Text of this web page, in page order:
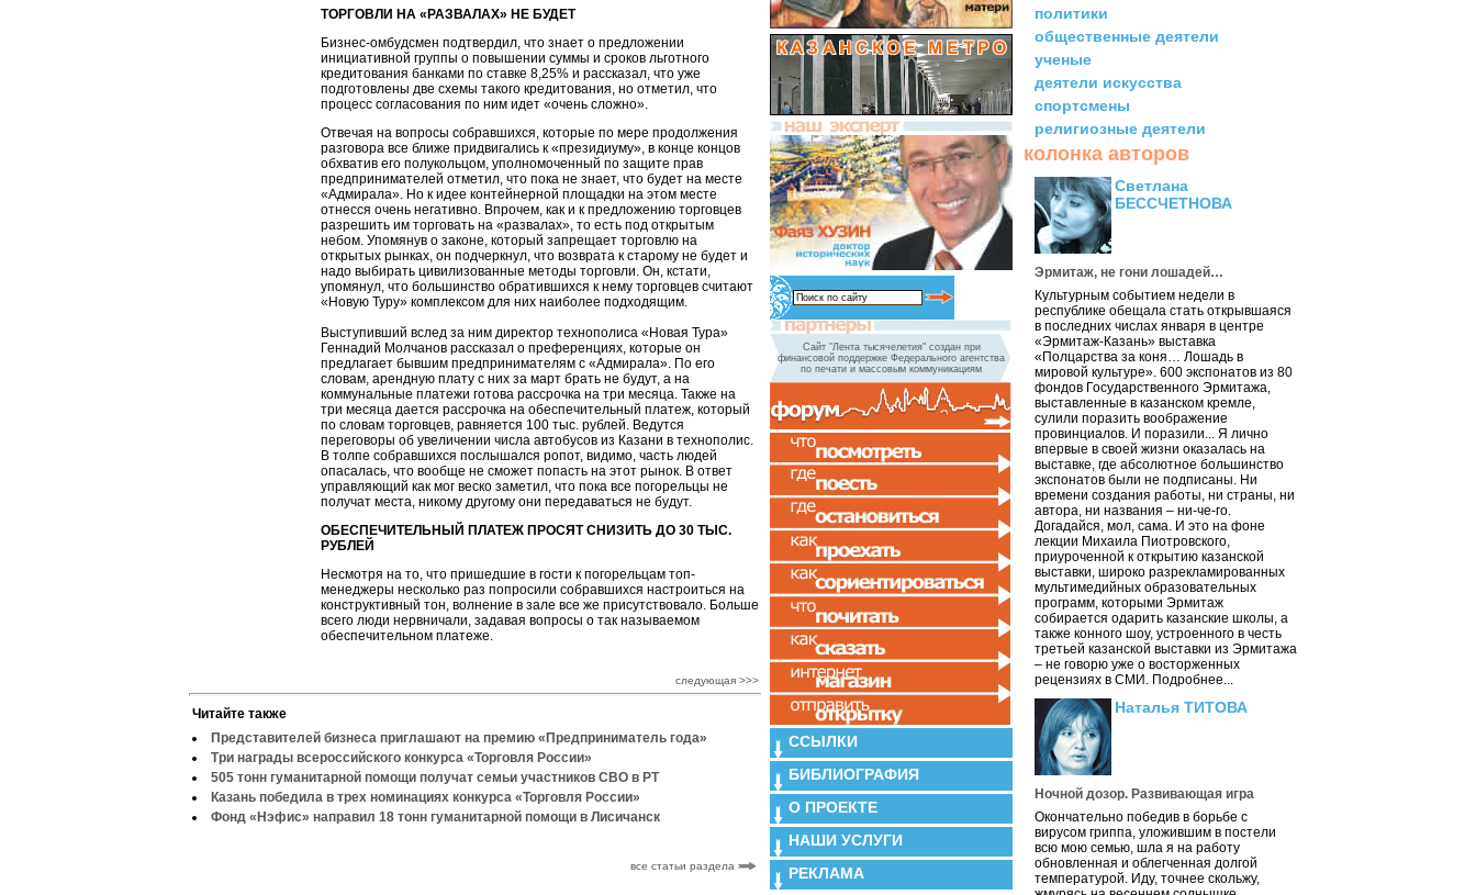
политики
общественные деятели
ученые
деятели искусства
спортсмены
религиозные деятели
колонка авторов
Светлана
БЕССЧЕТНОВА
Эрмитаж, не гони лошадей…
Культурным событием недели в
республике обещала стать открывшаяся
в последних числах января в центре
«Эрмитаж-Казань» выставка
«Полцарства за коня… Лошадь в
мировой культуре». 600 экспонатов из 80
фондов Государственного Эрмитажа,
выставленные в казанском кремле,
сулили поразить воображение
провинциалов. И поразили... Я лично
впервые в своей жизни оказалась на
выставке, где абсолютное большинство
экспонатов были не подписаны. Ни
времени создания работы, ни страны, ни
автора, ни названия – ни-че-го.
Догадайся, мол, сама. И это на фоне
лекции Михаила Пиотровского,
приуроченной к открытию казанской
выставки, широко разрекламированных
мультимедийных образовательных
программ, которыми Эрмитаж
собирается одарить казанские школы, а
также конного шоу, устроенного в честь
третьей казанской выставки из Эрмитажа
– не говорю уже о восторженных
рецензиях в СМИ. Подробнее...
Наталья ТИТОВА
Ночной дозор. Развивающая игра
Окончательно победив в борьбе с
вирусом гриппа, уложившим в постели
всю мою семью, шла я на работу
обновленная и облегченная долгой
температурой. Иду, точнее скольжу,
ТОРГОВЛИ НА «РАЗВАЛАХ» НЕ БУДЕТ
Бизнес-омбудсмен подтвердил, что знает о предложении
инициативной группы о повышении суммы и сроков льготного
кредитования банками по ставке 8,25% и рассказал, что уже
подготовлены две схемы такого кредитования, но отметил, что
процесс согласования по ним идет «очень сложно».
Отвечая на вопросы собравшихся, которые по мере продолжения
разговора все ближе придвигались к «президиуму», в конце концов
обхватив его полукольцом, уполномоченный по защите прав
предпринимателей отметил, что пока не знает, что будет на месте
«Адмирала». Но к идее контейнерной площадки на этом месте
отнесся очень негативно. Впрочем, как и к предложению торговцев
разрешить им торговать на «развалах», то есть под открытым
небом. Упомянув о законе, который запрещает торговлю на
открытых рынках, он подчеркнул, что возврата к старому не будет и
надо выбирать цивилизованные методы торговли. Он, кстати,
упомянул, что большинство обратившихся к нему торговцев считают
«Новую Туру» комплексом для них наиболее подходящим.
Выступивший вслед за ним директор технополиса «Новая Тура»
Геннадий Молчанов рассказал о преференциях, которые он
предлагает бывшим предпринимателям с «Адмирала». По его
словам, арендную плату с них за март брать не будут, а на
коммунальные платежи готова рассрочка на три месяца. Также на
три месяца дается рассрочка на обеспечительный платеж, который
по словам торговцев, равняется 100 тыс. рублей. Ведутся
переговоры об увеличении числа автобусов из Казани в технополис.
В толпе собравшихся послышался ропот, видимо, часть людей
опасалась, что вообще не сможет попасть на этот рынок. В ответ
управляющий как мог веско заметил, что пока все погорельцы не
получат места, никому другому они передаваться не будут.
ОБЕСПЕЧИТЕЛЬНЫЙ ПЛАТЕЖ ПРОСЯТ СНИЗИТЬ ДО 30 ТЫС.
РУБЛЕЙ
Несмотря на то, что пришедшие в гости к погорельцам топ-
менеджеры несколько раз попросили собравшихся настроиться на
конструктивный тон, волнение в зале все же присутствовало. Больше
всего люди нервничали, задавая вопросы о так называемом
обеспечительном платеже.
следующая >>>
Читайте также
Представителей бизнеса приглашают на премию «Предприниматель года»
Три награды всероссийского конкурса «Торговля России»
505 тонн гуманитарной помощи получат семьи участников СВО в РТ
Казань победила в трех номинациях конкурса «Торговля России»
Фонд «Нэфис» направил 18 тонн гуманитарной помощи в Лисичанск
все статьи раздела
Сайт "Лента тысячелетия" создан при
финансовой поддержке Федерального агентства
по печати и массовым коммуникациям
ССЫЛКИ
БИБЛИОГРАФИЯ
О ПРОЕКТЕ
НАШИ УСЛУГИ
РЕКЛАМА